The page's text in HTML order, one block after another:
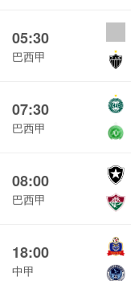
05:30
巴西甲
07:30
巴西甲
08:00
巴西甲
18:00
中甲